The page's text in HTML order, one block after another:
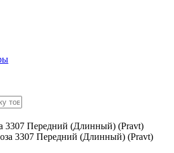
3307 Передний (Длинный) (Pravt)